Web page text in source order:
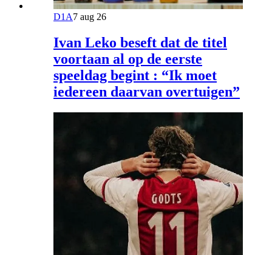
D1A7 aug 26
Ivan Leko beseft dat de titel
voortaan al op de eerste
speeldag begint : “Ik moet
iedereen daarvan overtuigen”